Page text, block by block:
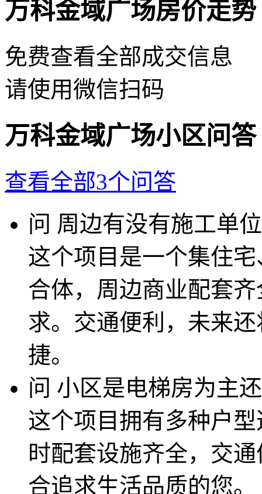
万科金域广场房价走势
免费查看全部成交信息
请使用微信扫码
万科金域广场小区问答
查看全部3个问答
问 周边有没有施工单
这个项目是一个集住
合体，周边商业配套
求。交通便利，未来
捷。
问 小区是电梯房为主
这个项目拥有多种户
时配套设施齐全，交
合追求生活品质的您。